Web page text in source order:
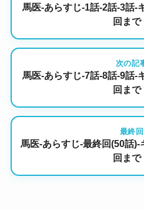
馬医-あらすじ-1話-2話-3話-
回まで
次の記
馬医-あらすじ-7話-8話-9話-
回まで
最終回
馬医-あらすじ-最終回(50話
回まで